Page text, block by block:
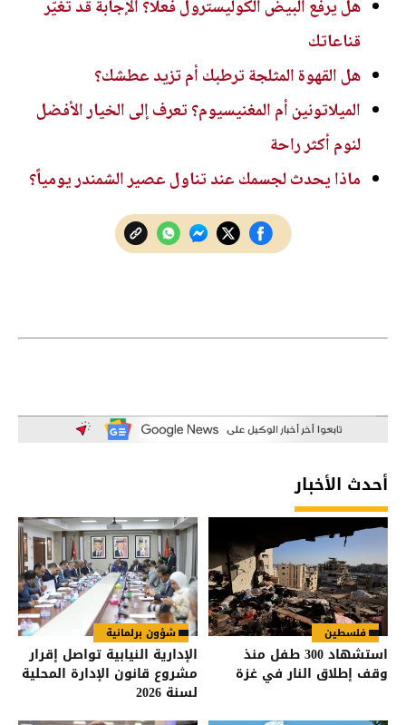
هل يرفع البيض الكوليسترول فعلًا؟ الإجابة قد تغيّر
قناعاتك
هل القهوة المثلجة ترطبك أم تزيد عطشك؟
الميلاتونين أم المغنيسيوم؟ تعرف إلى الخيار الأفضل
لنوم أكثر راحة
ماذا يحدث لجسمك عند تناول عصير الشمندر يومياً؟
أحدث الأخبار
فلسطين
استشهاد 300 طفل منذ
وقف إطلاق النار في غزة
شؤون برلمانية
الإدارية النيابية تواصل إقرار
مشروع قانون الإدارة المحلية
لسنة 2026